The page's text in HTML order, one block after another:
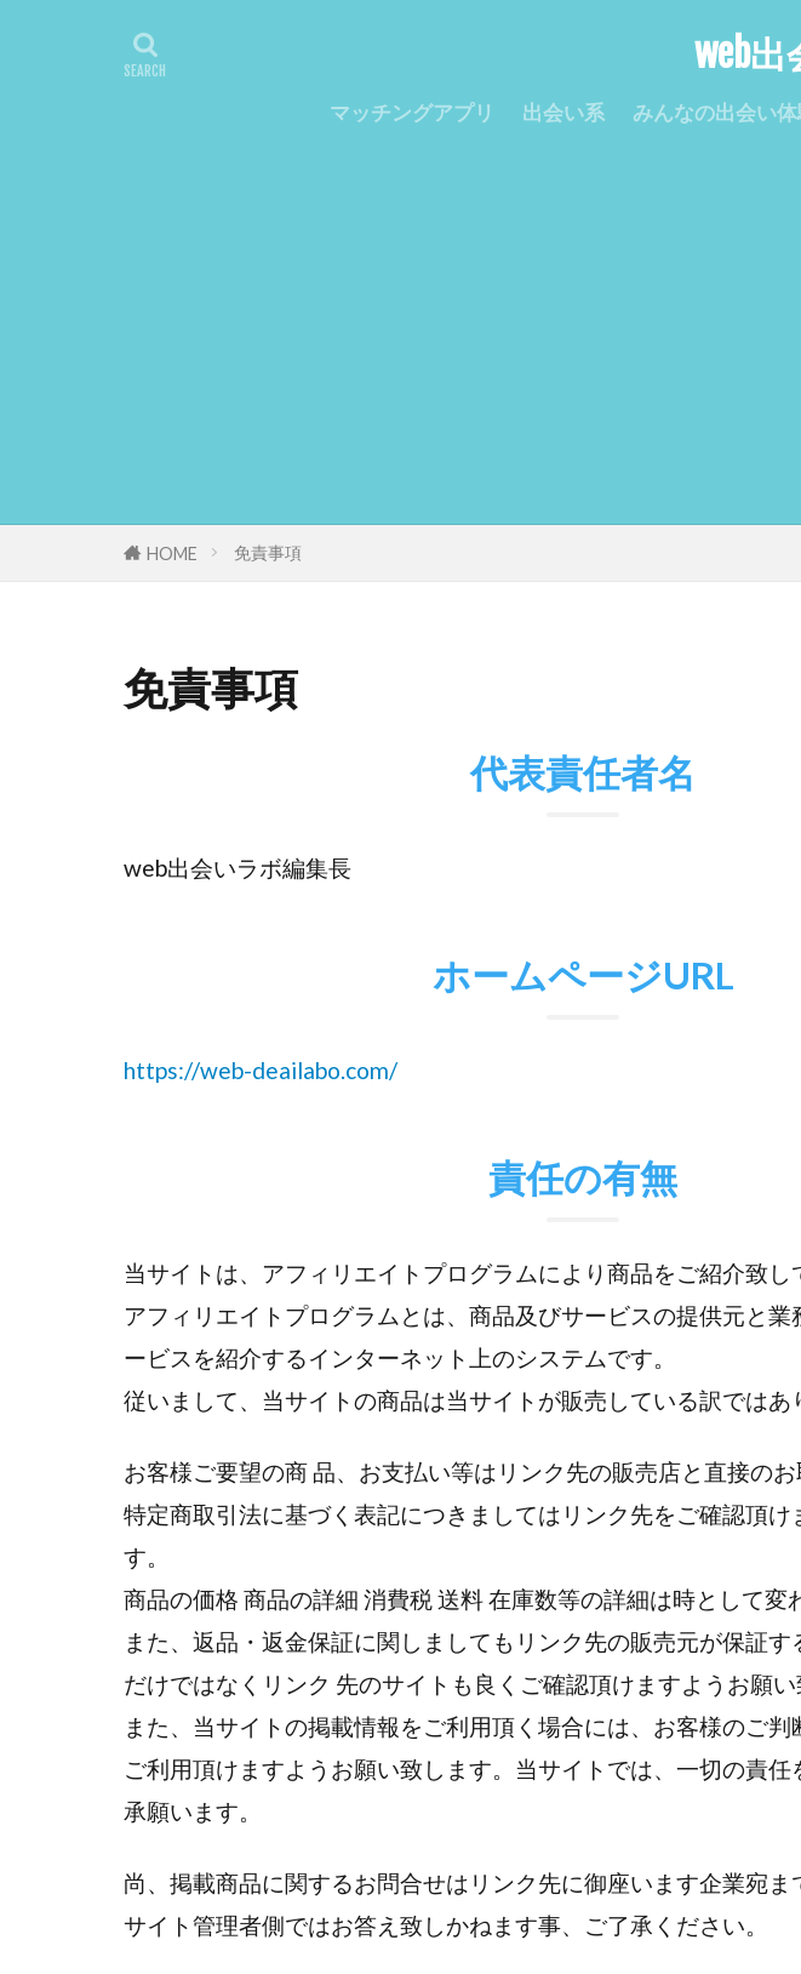
web
マッチングアプリ 出会い系 みんなの出会い
HOME 免責事項
免責事項
代表責任者名
web出会いラボ編集長
ホームページURL
https://web-deailabo.com/
責任の有無
当サイトは、アフィリエイトプログラムにより商品をご紹介致し
アフィリエイトプログラムとは、商品及びサービスの提供元と業
ービスを紹介するインターネット上のシステムです。
従いまして、当サイトの商品は当サイトが販売している訳ではあ
お客様ご要望の商 品、お支払い等はリンク先の販売店と直接のお
特定商取引法に基づく表記につきましてはリンク先をご確認頂け
す。
商品の価格 商品の詳細 消費税 送料 在庫数等の詳細は時として変
また、返品・返金保証に関しましてもリンク先の販売元が保証す
だけではなくリンク 先のサイトも良くご確認頂けますようお願い
また、当サイトの掲載情報をご利用頂く場合には、お客様のご判
ご利用頂けますようお願い致します。当サイトでは、一切の責任
承願います。
尚、掲載商品に関するお問合せはリンク先に御座います企業宛ま
サイト管理者側ではお答え致しかねます事、ご了承ください。